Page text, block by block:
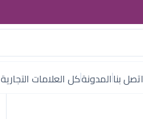
اتصل بناالمدونةكل العلامات التجارية